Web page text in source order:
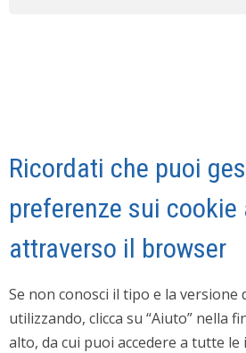
Ricordati che puoi
preferenze sui cookie
attraverso il browser
Se non conosci il tipo e la versione
utilizzando, clicca su “Aiuto” nella
alto, da cui puoi accedere a tutte